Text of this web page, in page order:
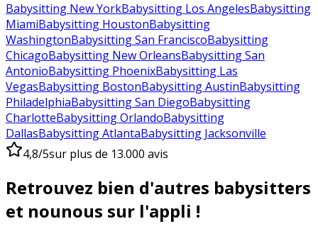
Babysitting New YorkBabysitting Los AngelesBabysitting
MiamiBabysitting HoustonBabysitting
WashingtonBabysitting San FranciscoBabysitting
ChicagoBabysitting New OrleansBabysitting San
AntonioBabysitting PhoenixBabysitting Las
VegasBabysitting BostonBabysitting AustinBabysitting
PhiladelphiaBabysitting San DiegoBabysitting
CharlotteBabysitting OrlandoBabysitting
DallasBabysitting AtlantaBabysitting Jacksonville
4,8/5sur plus de 13.000 avis
Retrouvez bien d'autres babysitters
et nounous sur l'appli !